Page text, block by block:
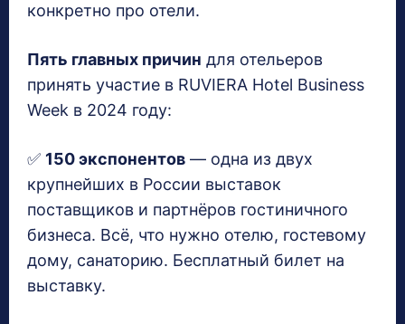
конкретно про отели.
Пять главных причин для отельеров
принять участие в RUVIERA Hotel Business
Week в 2024 году:
✅ 150 экспонентов — одна из двух
крупнейших в России выставок
поставщиков и партнёров гостиничного
бизнеса. Всё, что нужно отелю, гостевому
дому, санаторию. Бесплатный билет на
выставку.